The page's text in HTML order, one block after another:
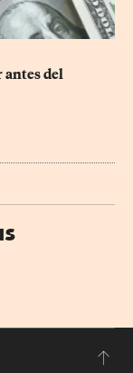
antes del